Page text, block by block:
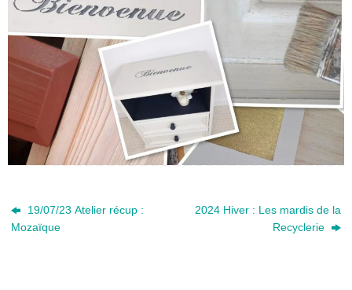
19/07/23 Atelier récup :
Mozaïque
2024 Hiver : Les mardis de la
Recyclerie